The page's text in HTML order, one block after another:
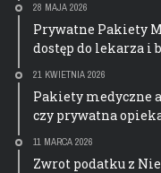
28 MAJA 2026
Prywatne Pakiety
dostęp do lekarza i
21 KWIETNIA 2026
Pakiety medyczne
czy prywatna
11 MARCA 2026
Zwrot podatku z